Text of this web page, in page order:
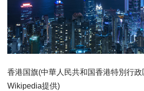
香港国旗(中華人民共和国香港特別行政
Wikipedia提供)